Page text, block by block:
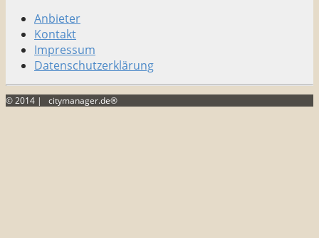
Anbieter
Kontakt
Impressum
Datenschutzerklärung
© 2014 | citymanager.de®